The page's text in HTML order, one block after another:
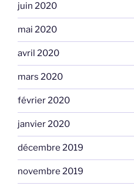
juin 2020
mai 2020
avril 2020
mars 2020
février 2020
janvier 2020
décembre 2019
novembre 2019